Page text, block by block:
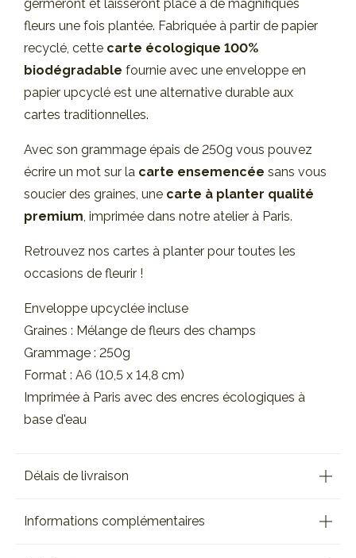
germeront et laisseront place à de magnifiques
fleurs une fois plantée. Fabriquée à partir de papier
recyclé, cette carte écologique 100%
biodégradable fournie avec une enveloppe en
papier upcyclé est une alternative durable aux
cartes traditionnelles.
Avec son grammage épais de 250g vous pouvez
écrire un mot sur la carte ensemencée sans vous
soucier des graines, une carte à planter qualité
premium, imprimée dans notre atelier à Paris.
Retrouvez nos cartes à planter pour toutes les
occasions de fleurir !
Enveloppe upcyclée incluse
Graines : Mélange de fleurs des champs
Grammage : 250g
Format : A6 (10,5 x 14,8 cm)
Imprimée à Paris avec des encres écologiques à
base d'eau
Délais de livraison
Informations complémentaires